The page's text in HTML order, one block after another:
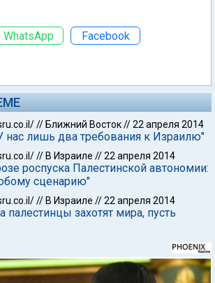
WhatsApp Facebook
// Ближний Восток//22 апреля 2014
нас лишь два требования к Израилю"
// В Израиле //22 апреля 2014
роспуска Палестинской автономии:
сценарию"
// В Израиле //22 апреля 2014
палестинцы захотят мира, пусть